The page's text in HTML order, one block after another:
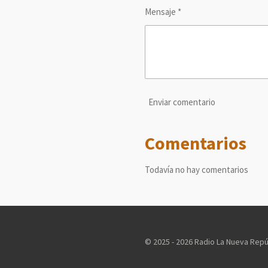
Mensaje *
Enviar comentario
Comentarios
Todavía no hay comentarios
© 2025 - 2026 Radio La Nueva